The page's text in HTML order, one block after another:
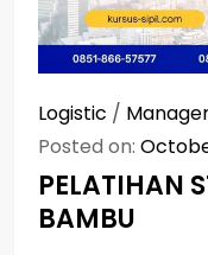
Logistic /
Posted on:
PELATIHAN
BAMBU